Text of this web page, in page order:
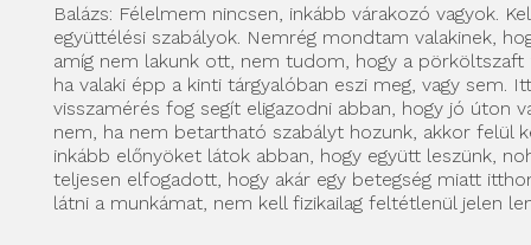
Balázs: Félelmem nincsen, inkább várakozó vagyok.
együttélési szabályok. Nemrég mondtam valakinek,
amíg nem lakunk ott, nem tudom, hogy a pörköltszaft
ha valaki épp a kinti tárgyalóban eszi meg, vagy sem.
visszamérés fog segít eligazodni abban, hogy jó úton
nem, ha nem betartható szabályt hozunk, akkor felül
inkább előnyöket látok abban, hogy együtt leszünk,
teljesen elfogadott, hogy akár egy betegség miatt
látni a munkámat, nem kell fizikailag feltétlenül jelen